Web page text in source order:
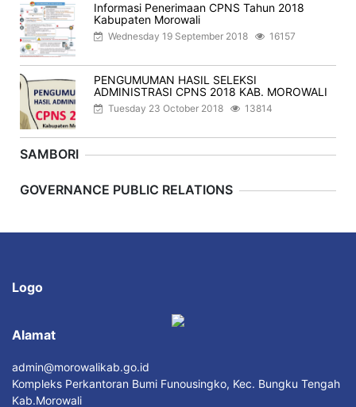
Informasi Penerimaan CPNS Tahun 2018
Kabupaten Morowali
Wednesday 19 September 2018 16157
PENGUMUMAN HASIL SELEKSI
ADMINISTRASI CPNS 2018 KAB. MOROWALI
Tuesday 23 October 2018 13814
SAMBORI
Previous
GOVERNANCE PUBLIC RELATIONS
Logo
Alamat
admin@morowalikab.go.id
Kompleks Perkantoran Bumi Funousingko, Kec. Bungku Tengah
Kab.Morowali